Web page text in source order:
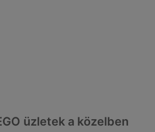
üzletek a közelben